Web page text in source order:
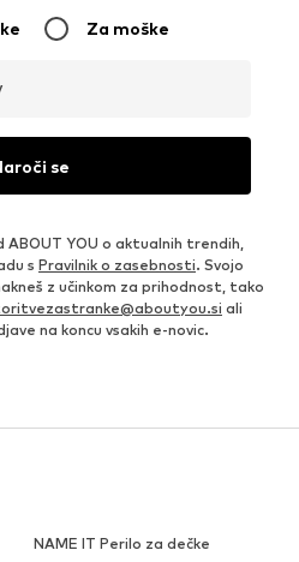
Za moške
se
YOU o aktualnih trendih,
s Pravilnik o zasebnosti. Svojo
z učinkom za prihodnost, tako
ali
na koncu vsakih e-novic.
NAME IT Perilo za dečke